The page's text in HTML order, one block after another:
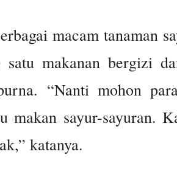
macam tanaman
satu makanan bergizi
“Nanti mohon
makan sayur-sayuran.
katanya.